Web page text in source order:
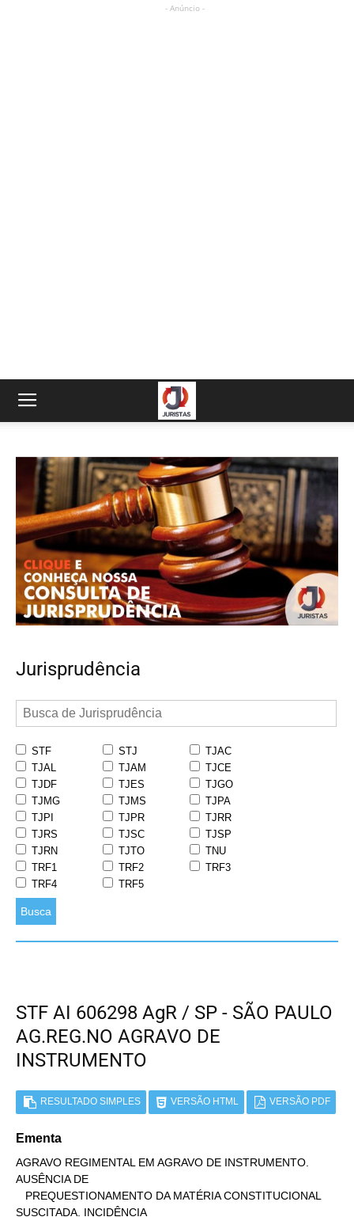
- Anúncio -
Jurisprudência
STF STJ
TJAC
TJAL
TJAM
TJCE
TJDF
TJES
TJGO
TJMG
TJMS
TJPA
TJPI
TJPR
TJRR
TJRS
TJSC
TJSP
TJRN
TJTO
TNU
TRF1
TRF2
TRF3
TRF4
TRF5
Busca
STF AI 606298 AgR / SP - SÃO PAULO
AG.REG.NO AGRAVO DE
INSTRUMENTO
RESULTADO SIMPLES VERSÃO HTML VERSÃO PDF
Ementa
AGRAVO REGIMENTAL EM AGRAVO DE INSTRUMENTO.
AUSÊNCIA DE
SUSCITADA. INCIDÊNCIA